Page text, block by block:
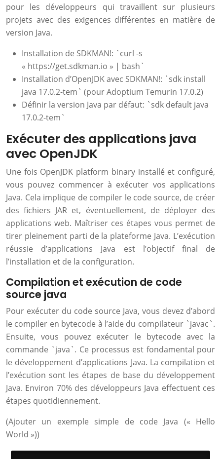
pour les développeurs qui travaillent sur plusieurs
projets avec des exigences différentes en matière de
version Java.
Installation de SDKMAN!: `curl -s
« https://get.sdkman.io » | bash`
Installation d’OpenJDK avec SDKMAN!: `sdk install
java 17.0.2-tem` (pour Adoptium Temurin 17.0.2)
Définir la version Java par défaut: `sdk default java
17.0.2-tem`
Exécuter des applications java
avec OpenJDK
Une fois OpenJDK platform binary installé et configuré,
vous pouvez commencer à exécuter vos applications
Java. Cela implique de compiler le code source, de créer
des fichiers JAR et, éventuellement, de déployer des
applications web. Maîtriser ces étapes vous permet de
tirer pleinement parti de la plateforme Java. L’exécution
réussie d’applications Java est l’objectif final de
l’installation et de la configuration.
Compilation et exécution de code
source java
Pour exécuter du code source Java, vous devez d’abord
le compiler en bytecode à l’aide du compilateur `javac`.
Ensuite, vous pouvez exécuter le bytecode avec la
commande `java`. Ce processus est fondamental pour
le développement d’applications Java. La compilation et
l’exécution sont les étapes de base du développement
Java. Environ 70% des développeurs Java effectuent ces
étapes quotidiennement.
(Ajouter un exemple simple de code Java (« Hello
World »))